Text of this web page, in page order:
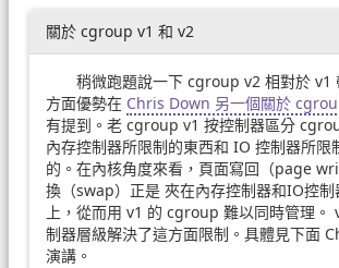
關於 cgroup v1 和 v2
稍微跑題說一下 cgroup v2 相對於 v1
方面優勢在 Chris Down 另一個關於
有提到。老 cgroup v1 按控制器區分
內存控制器所限制的東西和 IO 控制器所限
的。在內核角度來看，頁面寫回（page
換（swap）正是 夾在內存控制器和IO控
上，從而用 v1 的 cgroup 難以同時管理。
制器層級解決了這方面限制。具體見下面
演講。